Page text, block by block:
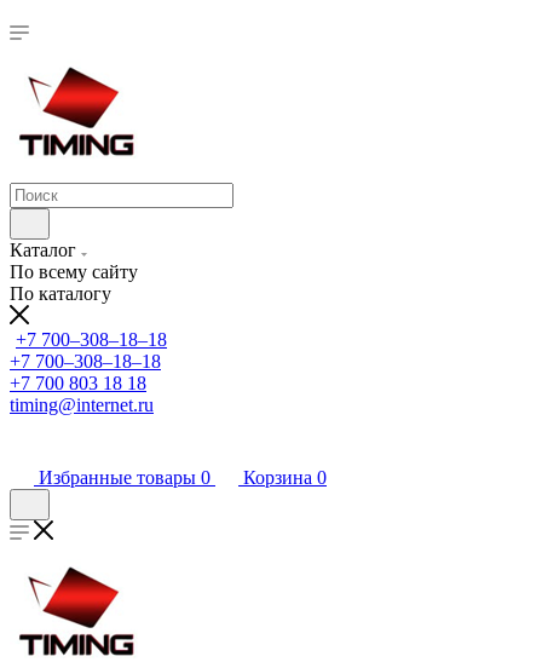
Каталог
По всему сайту
По каталогу
+7 700‒308‒18‒18
+7 700‒308‒18‒18
+7 700 803 18 18
timing@internet.ru
Избранные товары 0 Корзина 0